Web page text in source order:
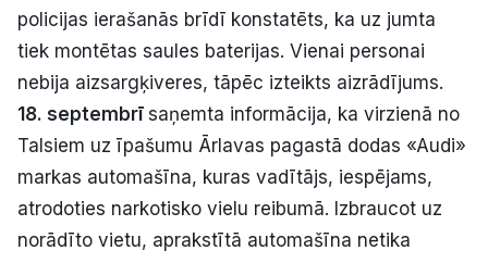
policijas ierašanās brīdī konstatēts, ka uz jumta
tiek montētas saules baterijas. Vienai personai
nebija aizsargķiveres, tāpēc izteikts aizrādījums.
18. septembrī saņemta informācija, ka virzienā no
Talsiem uz īpašumu Ārlavas pagastā dodas «Audi»
markas automašīna, kuras vadītājs, iespējams,
atrodoties narkotisko vielu reibumā. Izbraucot uz
norādīto vietu, aprakstītā automašīna netika